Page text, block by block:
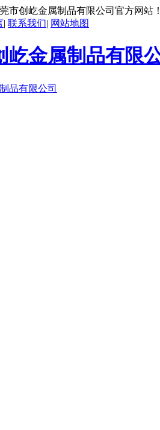
市创屹金属制品有限公司官方网站！
| 联系我们| 网站地图